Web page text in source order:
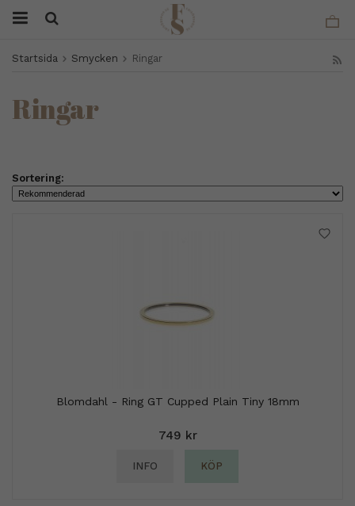
Startsida Smycken Ringar
Ringar
Sortering:
Blomdahl - Ring GT Cupped Plain Tiny 18mm
749 kr
INFO KÖP